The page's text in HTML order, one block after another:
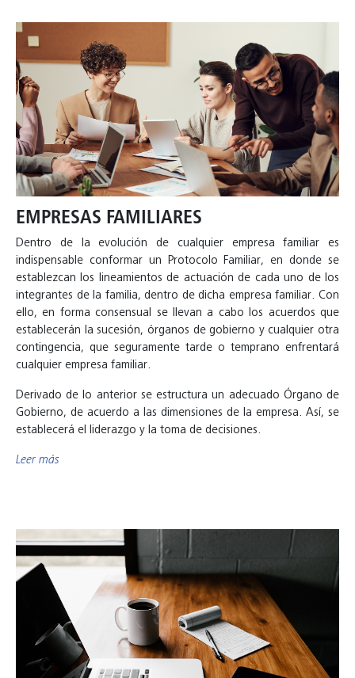
EMPRESAS FAMILIARES
Dentro de la evolución de cualquier empresa familiar es
indispensable conformar un Protocolo Familiar, en donde se
establezcan los lineamientos de actuación de cada uno de los
integrantes de la familia, dentro de dicha empresa familiar. Con
ello, en forma consensual se llevan a cabo los acuerdos que
establecerán la sucesión, órganos de gobierno y cualquier otra
contingencia, que seguramente tarde o temprano enfrentará
cualquier empresa familiar.
Derivado de lo anterior se estructura un adecuado Órgano de
Gobierno, de acuerdo a las dimensiones de la empresa. Así, se
establecerá el liderazgo y la toma de decisiones.
Leer más